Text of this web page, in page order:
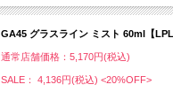
GA45 グラスライン ミスト 60ml【LPL
通常店舗価格：5,170円(税込)
SALE： 4,136円(税込) <20%OFF>